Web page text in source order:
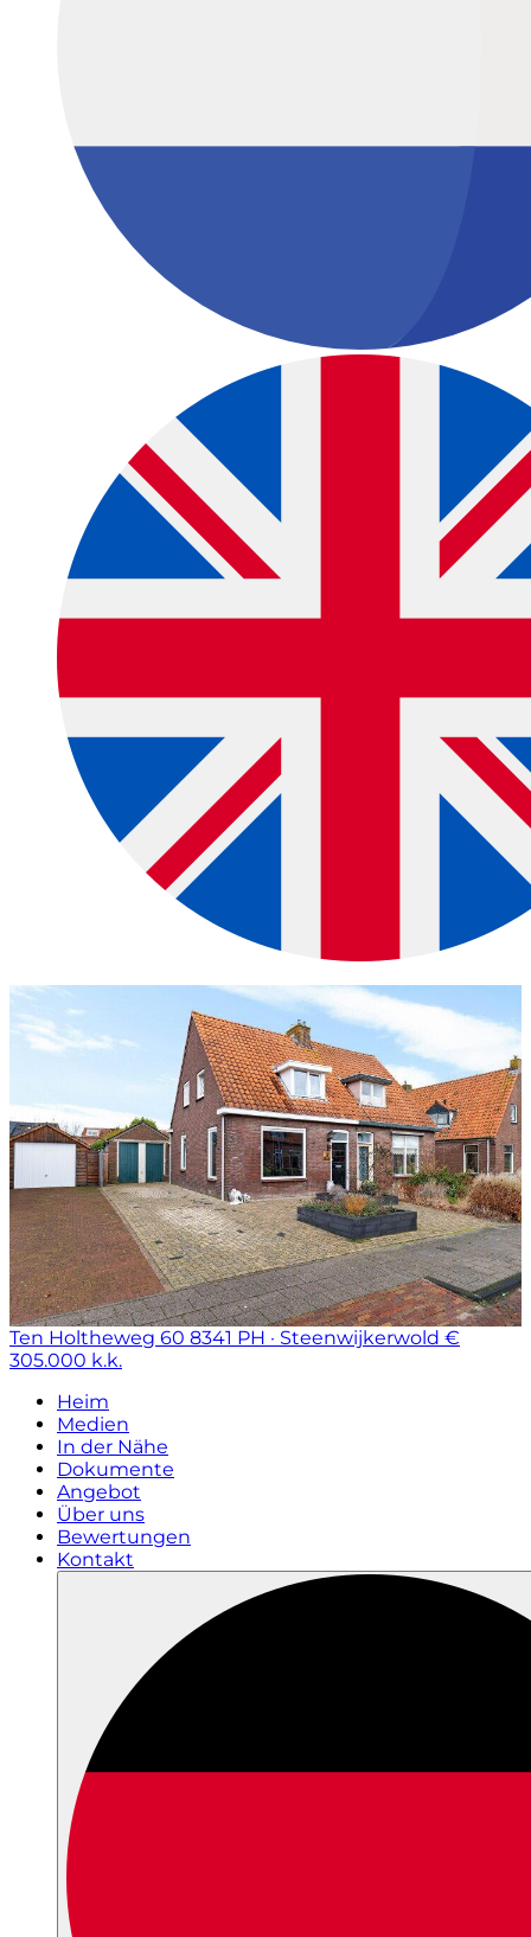
Ten Holtheweg 60 8341 PH · Steenwijkerwold €
305.000 k.k.
Heim
Medien
In der Nähe
Dokumente
Angebot
Über uns
Bewertungen
Kontakt